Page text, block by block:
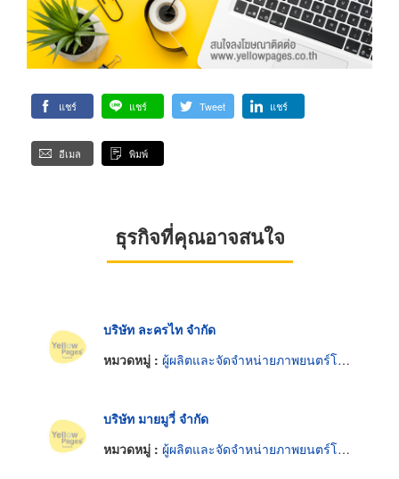
แชร์ แชร์ Tweet แชร์
อีเมล พิมพ์
ธุรกิจที่คุณอาจสนใจ
บริษัท ละครไท จำกัด
หมวดหมู่ : ผู้ผลิตและจัดจำหน่ายภาพยนตร์โทรทัศน์
บริษัท มายมูวี่ จำกัด
หมวดหมู่ : ผู้ผลิตและจัดจำหน่ายภาพยนตร์โทรทัศน์